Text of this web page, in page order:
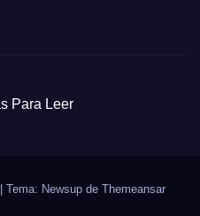
Para Leer
| Tema: Newsup de Themeansar